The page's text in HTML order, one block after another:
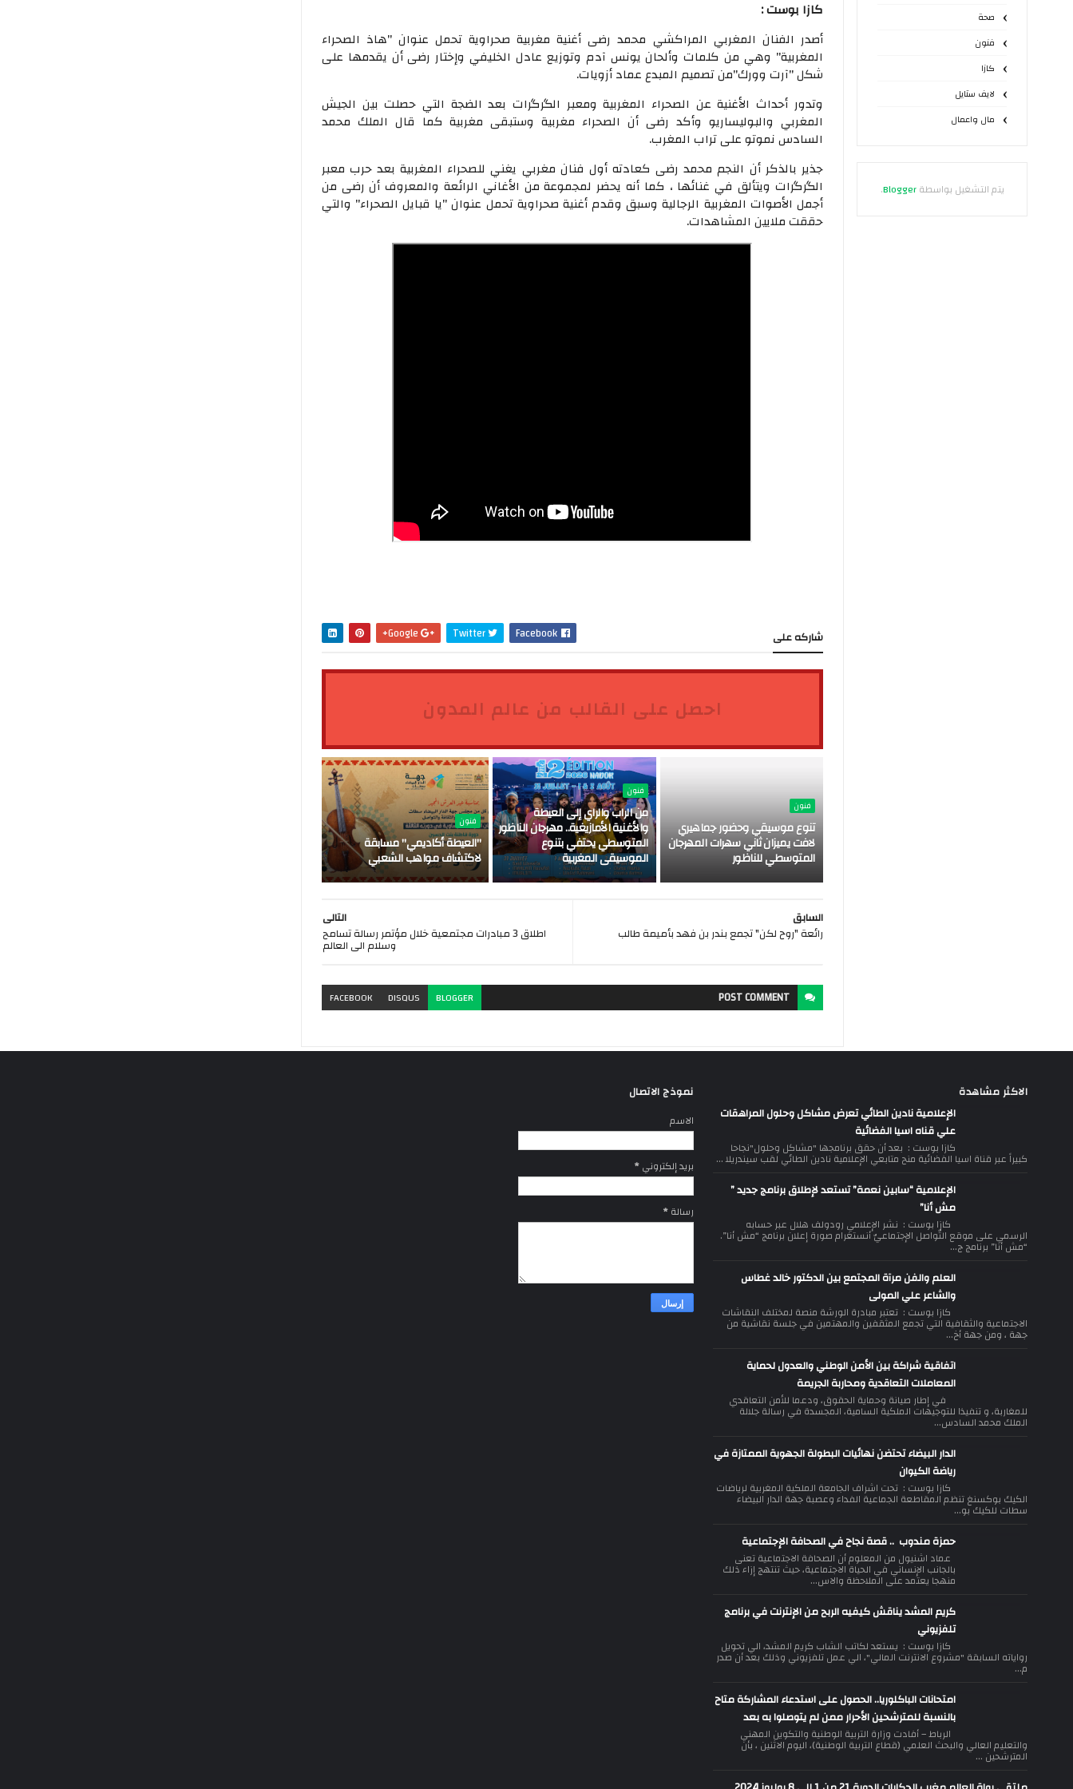
صحة
فنون
كازا
لايف ستايل
مال واعمال
يتم التشغيل بواسطةBlogger
.
كازا بوست :
أصدر الفنان المغربي المراكشي محمد رضى أغنية مغربية صحراوية تحمل عنوان "هاذ الصحراء
المغربية" وهي من كلمات وألحان يونس آدم وتوزيع عادل الخليفي وإختار رضى أن يقدمها على
شكل "آرت وورك"من تصميم المبدع عماد أزويات.
وتدور أحداث الأغنية عن الصحراء المغربية ومعبر الگرگرات بعد الضجة التي حصلت بين الجيش
المغربي والبوليساريو وأكد رضى أن الصحراء مغربية وستبقى مغربية كما قال الملك محمد
السادس نموتو على تراب المغرب.
جذير بالذكر أن النجم محمد رضى كعادته أول فنان مغربي يغني للصحراء المغربية بعد حرب معبر
الگرگرات ويتألق في غنائها ، كما أنه يحضر لمجموعة من الأغاني الرائعة والمعروف أن رضى من
أجمل الأصوات المغربية الرجالية وسبق وقدم أغنية صحراوية تحمل عنوان "يا قبايل الصحراء" والتي
حققت ملايين المشاهدات.
شاركه على Facebook
Twitter
احصل على القالب من عالم المدون
فنون
تنوع موسيقي وحضور جماهيري
لافت يميزان ثاني سهرات المهرجان
المتوسطي للناظور
فنون
من الراب والراي إلى العيطة
والأغنية الأمازيغية.. مهرجان الناظور
المتوسطي يحتفي بتنوع
الموسيقى المغربية
فنون
"العيطة أكاديمي" مسابقة
لاكتشاف مواهب الشعبي
التالى
اطلاق 3 مبادرات مجتمعية خلال مؤتمر رسالة تسامح
وسلام الى العالم
السابق
رائعة "روح لكن" تجمع بندر بن فهد بأميمة طالب
POSTCOMMENT
BLOGGER
DISQUS
FACEBOOK
الاكثر مشاهدة
الإعلامية نادين الطائي تعرض مشاكل وحلول المراهقات
علي قناه اسيا الفضائية
كازا بوست : بعد أن حقق برنامجها "مشاكل وحلول"نجاحا
كبيراً عبر قناة اسيا الفضائية منح متابعي الإعلامية نادين الطائي لقب سيندريلا ...
الإعلامية “سابين نعمة” تستعد لإطلاق برنامج جديد ”
مش أنا”
كازا بوست : نشر الإعلامي رودولف هلال عبر حسابه
الرسمي على موقع التّواصل الإجتماعيّ أنستغرام صورة إعلان برنامج “مش أنا”.
“مش أنا” برنامج ج...
العلم والفن مرآة المجتمع بين الدكتور خالد غطاس
والشاعر علي المولى
كازا بوست : تعتبر مبادرة الورشة منصة لمختلف النقاشات
الاجتماعية والثقافية التي تجمع المثقفين والمهتمين في جلسة نقاشية من
جهة ، ومن جهة أخ...
اتفاقية شراكة بين الأمن الوطني والعدول لحماية
المعاملات التعاقدية ومحاربة الجريمة
في إطار صيانة وحماية الحقوق، ودعما للأمن التعاقدي
للمغاربة، و تنفيذا للتوجيهات الملكية السامية، المجسدة في رسالة جلالة
الملك محمد السادس...
الدار البيضاء تحتضن نهائيات البطولة الجهوية الممتازة في
رياضة الكيوان
كازا بوست : تحت اشراف الجامعة الملكية المغربية لرياضات
الكيك بوكسنغ تنظم المقاطعة الجماعية الفداء وعصبة جهة الدار البيضاء
سطات للكيك بو...
حمزة مندوب .. قصة نجاح في الصحافة الإجتماعية
عماد اشنيول من المعلوم أن الصحافة الاجتماعية تعنى
بالجانب الإنساني في الحياة الاجتماعية، حيث تنتهج إزاء ذلك
منهجا يعتمد على الملاحظة والاس...
كريم المشد يناقش كيفيه الربح من الإنترنت في برنامج
تلفزيوني
كازا بوست : يستعد لكاتب الشاب كريم المشد، الي تحويل
رواياته السابقة "مشروع الانترنت المالي"، الي عمل تلفزيوني وذلك بعد أن صدر
م...
امتحانات الباكلوريا.. الحصول على استدعاء المشاركة متاح
بالنسبة للمترشحين الأحرار ممن لم يتوصلوا به بعد
الرباط – أفادت وزارة التربية الوطنية والتكوين المهني
والتعليم العالي والبحث العلمي (قطاع التربية الوطنية)، اليوم الاثنين ، بأن
المترشحين ...
نموذج الاتصال
الاسم
بريد إلكتروني*
رسالة*